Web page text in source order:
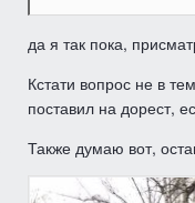
да я так пока,
Кстати вопрос не в
поставил на дорест,
Также думаю вот,